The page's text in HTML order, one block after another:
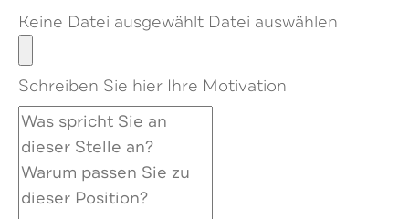
Keine Datei ausgewählt Datei auswählen
Schreiben Sie hier Ihre Motivation